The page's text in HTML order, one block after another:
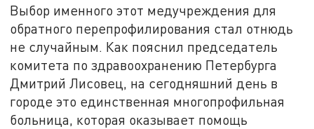
Выбор именного этот медучреждения для
обратного перепрофилирования стал отнюдь
не случайным. Как пояснил председатель
комитета по здравоохранению Петербурга
Дмитрий Лисовец, на сегодняшний день в
городе это единственная многопрофильная
больница, которая оказывает помощь